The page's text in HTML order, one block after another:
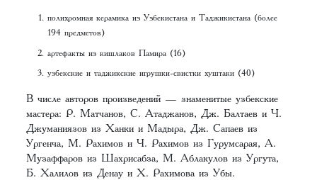
полихромная керамика из Узбекистана и Таджикистана (более
194 предметов)
артефакты из кишлаков Памира (16)
узбекские и таджикские игрушки-свистки хуштаки (40)
В числе авторов произведений — знаменитые узбекские
мастера: Р. Матчанов, С. Атаджанов, Дж. Балтаев и Ч.
Джуманиязов из Ханки и Мадыра, Дж. Сапаев из
Ургенча, М. Рахимов и Ч. Рахимов из Гурумсарая, А.
Музаффаров из Шахрисабза, М. Аблакулов из Ургута,
Б. Халилов из Денау и Х. Рахимова из Убы.